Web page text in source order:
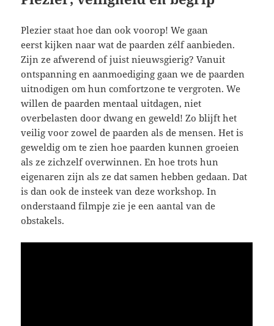
Plezier staat hoe dan ook voorop! We gaan
eerst kijken naar wat de paarden zélf aanbieden.
Zijn ze afwerend of juist nieuwsgierig? Vanuit
ontspanning en aanmoediging gaan we de paarden
uitnodigen om hun comfortzone te vergroten. We
willen de paarden mentaal uitdagen, niet
overbelasten door dwang en geweld! Zo blijft het
veilig voor zowel de paarden als de mensen. Het is
geweldig om te zien hoe paarden kunnen groeien
als ze zichzelf overwinnen. En hoe trots hun
eigenaren zijn als ze dat samen hebben gedaan. Dat
is dan ook de insteek van deze workshop. In
onderstaand filmpje zie je een aantal van de
obstakels.